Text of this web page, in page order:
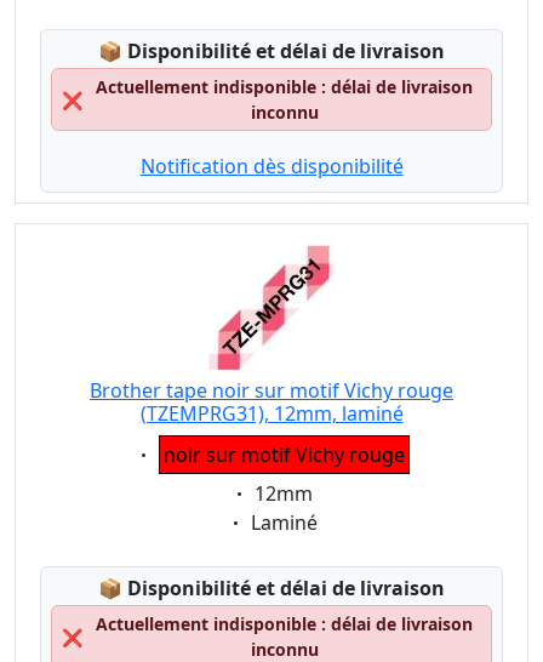
📦 Lagerstatus:
Disponibilité et délai de livraison
❌
Actuellement indisponible : délai de livraison
inconnu
Notification dès disponibilité
Brother tape noir sur motif Vichy rouge
(TZEMPRG31), 12mm, laminé
Eigenschaft:
noir sur motif Vichy rouge
Eigenschaft:
12mm
Eigenschaft:
Laminé
📦 Lagerstatus:
Disponibilité et délai de livraison
❌
Actuellement indisponible : délai de livraison
inconnu